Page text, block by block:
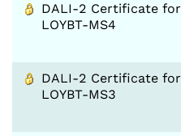
DALI-2 Certificate for
LOYBT-MS4
DALI-2 Certificate for
LOYBT-MS3